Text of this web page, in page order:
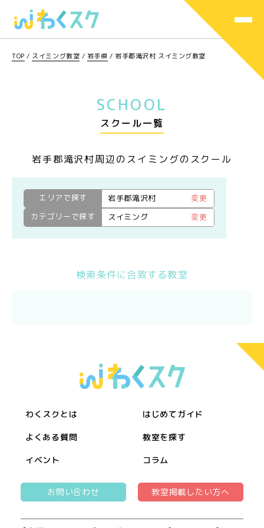
TOP / スイミング教室 / 岩手県 / 岩手郡滝沢村 スイミング教室
SCHOOL
スクール一覧
岩手郡滝沢村周辺のスイミングのスクール
エリアで探す 岩手郡滝沢村
変更
カテゴリーで探す
スイミング 変更
検索条件に合致する教室
わくスクとは はじめてガイド
よくある質問 教室を探す
イベント コラム
お問い合わせ 教室掲載したい方へ